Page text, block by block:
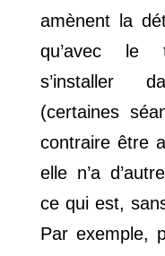
amènent la
qu’avec le
s’installer
(certaines
contraire être
elle n’a
ce qui est,
Par exemple,